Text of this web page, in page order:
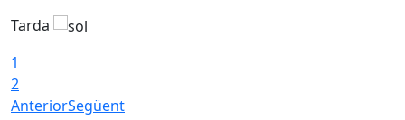
Tarda
1
2
AnteriorSegüent